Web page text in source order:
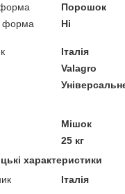
Порошок
форма
Ні
Італія
Valagro
Мішок
25 кг
характеристики
Італія